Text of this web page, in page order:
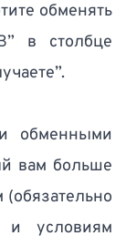
обменять
в столбце
обменными
вам больше
и условиям